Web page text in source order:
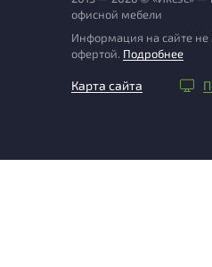
офисной мебели
Информация на сайте не
офертой. Подробнее
Карта сайта